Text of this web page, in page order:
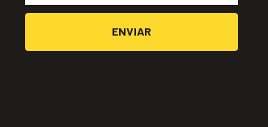
ENVIAR